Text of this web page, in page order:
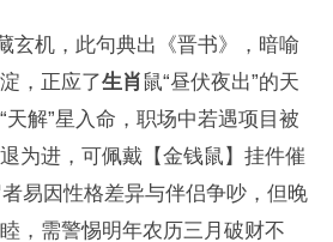
玄机，此句典出《晋书》，暗喻
，正应了生肖鼠“昼伏夜出”的天
解”星入命，职场中若遇项目被
为进，可佩戴【金钱鼠】挂件催
易因性格差异与伴侣争吵，但晚
，需警惕明年农历三月破财不